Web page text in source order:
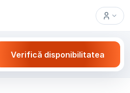
Verifică disponibilitatea